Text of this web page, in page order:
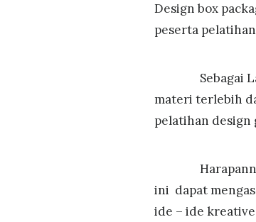
Design box
peserta
Sebagai
materi terlebih
pelatihan design
Harapannya
ini dapat
ide – ide